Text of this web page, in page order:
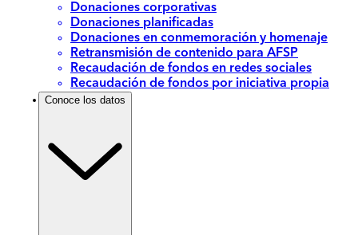
Donaciones corporativas
Donaciones planificadas
Donaciones en conmemoración y homenaje
Retransmisión de contenido para AFSP
Recaudación de fondos en redes sociales
Recaudación de fondos por iniciativa propia
Conoce los datos